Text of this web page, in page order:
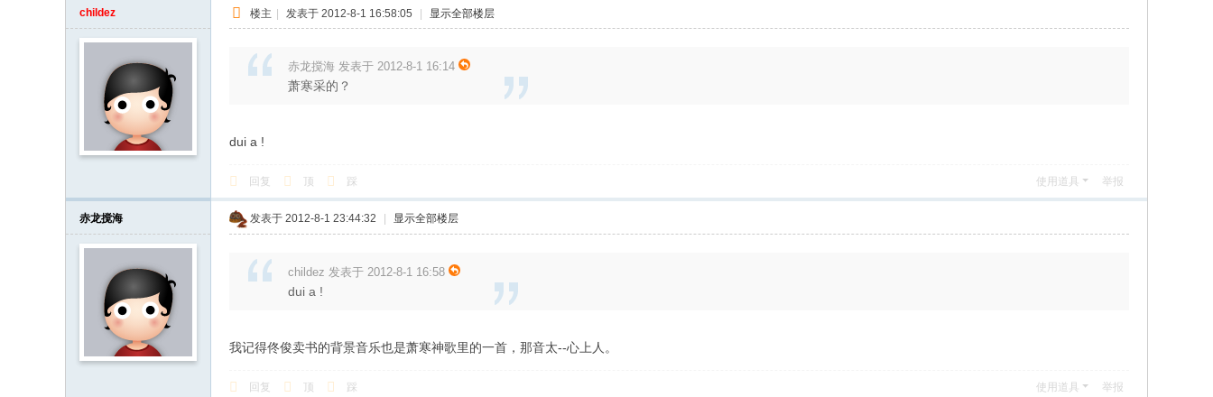
childez 楼主 | 发表于 2012-8-1 16:58:05 | 显示全部楼层
赤龙搅海 发表于 2012-8-1 16:14
萧寒采的？
dui a !
回复 顶 踩 使用道具 举报
赤龙搅海 发表于 2012-8-1 23:44:32 显示全部楼层
childez 发表于 2012-8-1 16:58
dui a !
我记得佟俊卖书的背景音乐也是萧寒神歌里的一首，那音太--心上人。
回复 顶 踩 使用道具 举报